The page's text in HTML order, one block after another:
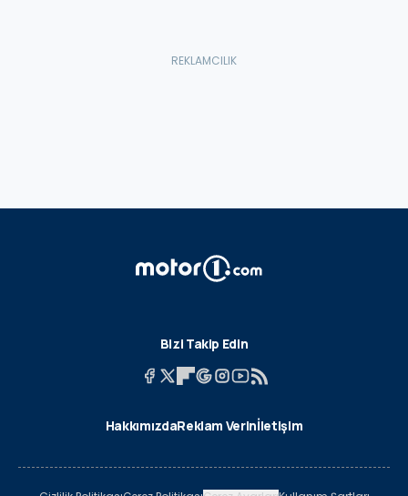
Bizi Takip Edin
HakkımızdaReklam Verinİletişim